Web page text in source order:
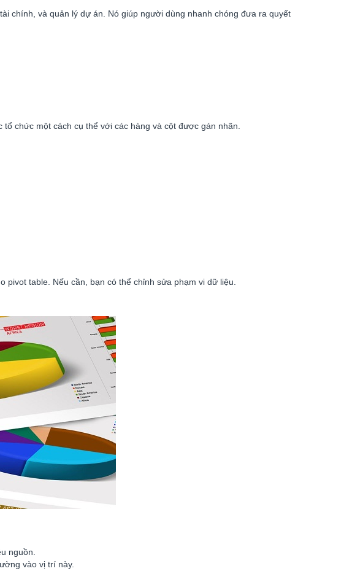
chính, và quản lý dự án. Nó giúp người dùng nhanh chóng đưa ra quyết
chức một cách cụ thể với các hàng và cột được gán nhãn.
table. Nếu cần, bạn có thể chỉnh sửa phạm vi dữ liệu.
nguồn.
vào vị trí này.